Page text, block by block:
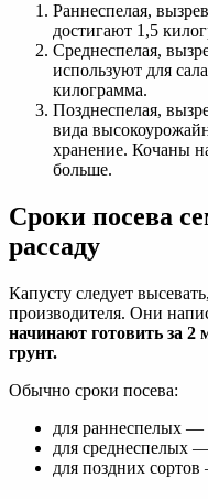
Раннеспелая,
достигают 1,5
Среднеспелая,
используют для
килограмма.
Позднеспелая,
вида
хранение. Кочаны
больше.
Сроки посева
рассаду
Капусту следует
производителя. Они
начинают готовить за
грунт.
Обычно сроки посева:
для раннеспелых —
для среднеспелых
для поздних